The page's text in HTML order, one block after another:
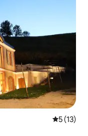
平均评分
5 (13)